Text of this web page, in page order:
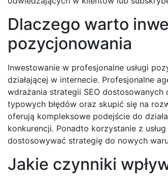
Dlaczego warto
pozycjonowania
Inwestowanie w profesjonalne usługi
działającej w internecie. Profesjonalne
wdrażania strategii SEO
typowych błędów oraz skupić się na
oferują kompleksowe podejście do
konkurencji. Ponadto korzystanie z
dostosowywać strategię do nowych
Jakie czynniki